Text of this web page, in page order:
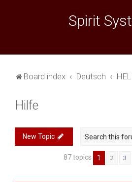
Spirit
Board index Deutsch HELI
Hilfe
New Topic
87 topics 1 2 3